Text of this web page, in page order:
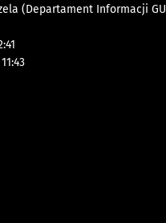
(Departament Informacji